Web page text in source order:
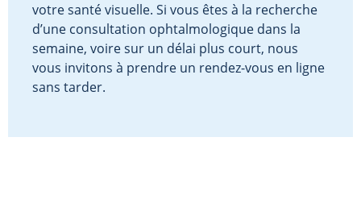
votre santé visuelle. Si vous êtes à la recherche
d’une consultation ophtalmologique dans la
semaine, voire sur un délai plus court, nous
vous invitons à prendre un rendez-vous en ligne
sans tarder.